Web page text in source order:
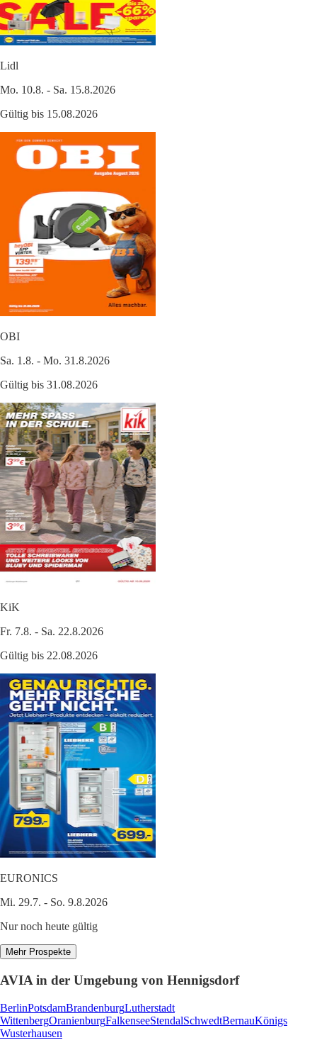
Lidl
Mo. 10.8. - Sa. 15.8.2026
Gültig bis 15.08.2026
OBI
Sa. 1.8. - Mo. 31.8.2026
Gültig bis 31.08.2026
KiK
Fr. 7.8. - Sa. 22.8.2026
Gültig bis 22.08.2026
EURONICS
Mi. 29.7. - So. 9.8.2026
Nur noch heute gültig
Mehr Prospekte
AVIA in der Umgebung von Hennigsdorf
BerlinPotsdamBrandenburgLutherstadt
WittenbergOranienburgFalkenseeStendalSchwedtBernauKönigs
Wusterhausen